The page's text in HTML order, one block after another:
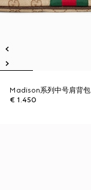
Madison系列中号肩背包
€ 1.450